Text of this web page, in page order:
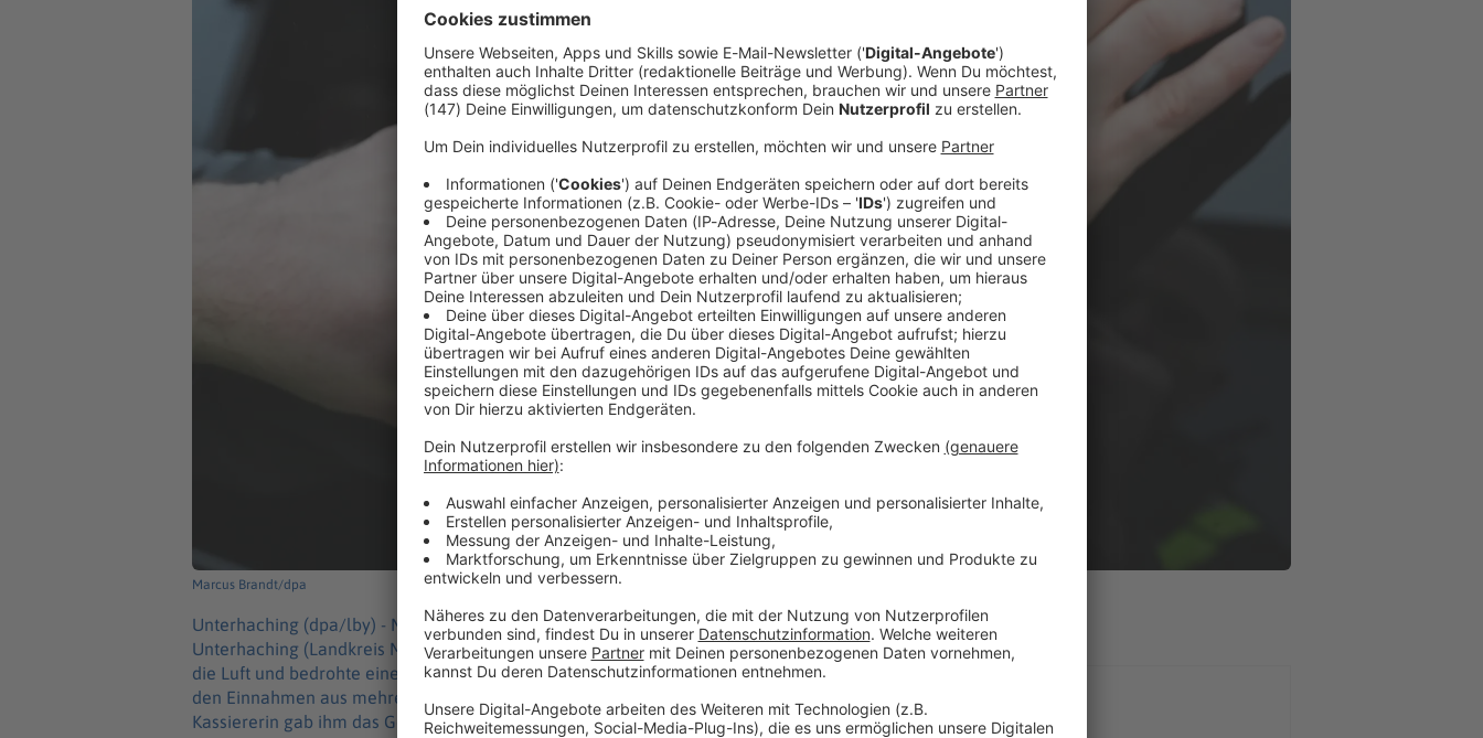
Marcus Brandt/dpa
Unterhaching (dpa/lby) - Mit einer Schusswaffe hat ein junger Mann einen Supermarkt in
Unterhaching (Landkreis München) ausgeraubt. Der 22-Jährige schoss mindestens einmal in
die Luft und bedrohte eine Kassiererin, um Geld zu erbeuten, wie die Polizei mitteilte. Neben
den Einnahmen aus mehreren Kassen forderte er auch Bares aus dem Tresor. Die 50-jährige
Kassiererin gab ihm das Geld aus ihrer Kasse. Danach floh der 22-Jährige - ohne weitere